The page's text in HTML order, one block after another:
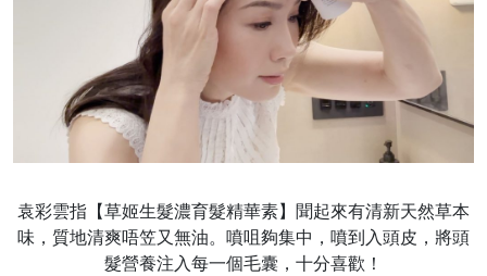
袁彩雲指【草姬生髮濃育髮精華素】聞起來有清新天然草本
味，質地清爽唔笠又無油。噴咀夠集中，噴到入頭皮，將頭
髮營養注入每一個毛囊，十分喜歡！